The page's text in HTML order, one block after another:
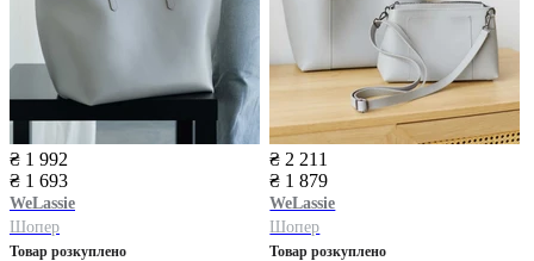
₴ 1 992
₴ 1 693
WeLassie
Шопер
Товар розкуплено
₴ 2 211
₴ 1 879
WeLassie
Шопер
Товар розкуплено